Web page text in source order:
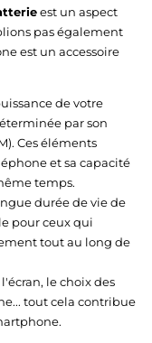
est un aspect
pas également
est un accessoire
de votre
par son
Ces éléments
et sa capacité
temps.
durée de vie de
pour ceux qui
tout au long de
le choix des
tout cela contribue